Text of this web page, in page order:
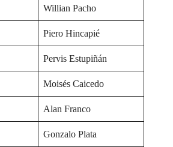
Willian Pacho
Piero Hincapié
Pervis Estupiñán
Moisés Caicedo
Alan Franco
Gonzalo Plata